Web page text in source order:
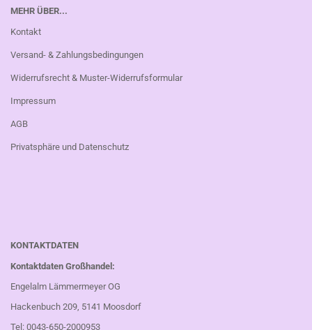
MEHR ÜBER...
Kontakt
Versand- & Zahlungsbedingungen
Widerrufsrecht & Muster-Widerrufsformular
Impressum
AGB
Privatsphäre und Datenschutz
KONTAKTDATEN
Kontaktdaten Großhandel:
Engelalm Lämmermeyer OG
Hackenbuch 209, 5141 Moosdorf
Tel: 0043-650-2000953